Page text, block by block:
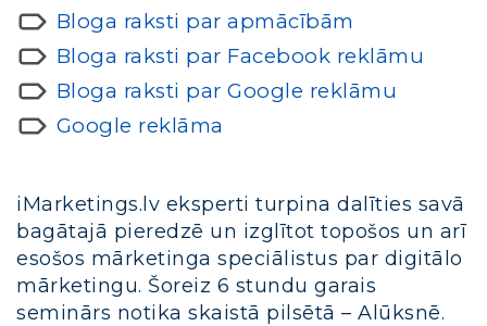
Bloga raksti par apmācībām
Bloga raksti par Facebook reklāmu
Bloga raksti par Google reklāmu
Google reklāma
iMarketings.lv eksperti turpina dalīties savā
bagātajā pieredzē un izglītot topošos un arī
esošos mārketinga speciālistus par digitālo
mārketingu. Šoreiz 6 stundu garais
seminārs notika skaistā pilsētā – Alūksnē.